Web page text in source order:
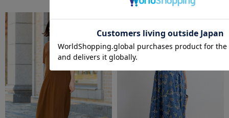
ショッピングカート画面にてご入力ください。
クーポンのご利用には会員登録が必要となります。